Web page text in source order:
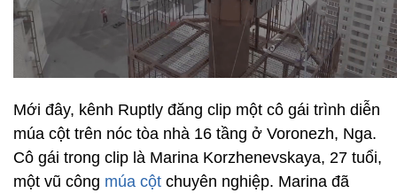
Mới đây, kênh Ruptly đăng clip một cô gái trình diễn
múa cột trên nóc tòa nhà 16 tầng ở Voronezh, Nga.
Cô gái trong clip là Marina Korzhenevskaya, 27 tuổi,
một vũ công múa cột chuyên nghiệp. Marina đã